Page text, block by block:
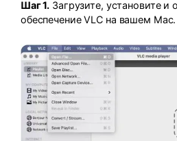
Шаг 1. Загрузите, установите
обеспечение VLC на вашем Mac.